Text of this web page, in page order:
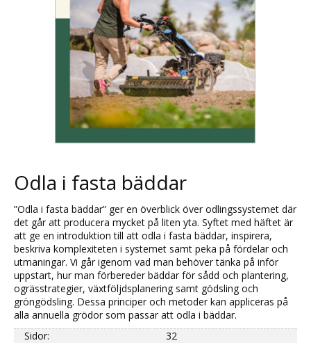
Odla i fasta bäddar
”Odla i fasta bäddar” ger en överblick över odlingssystemet där
det går att producera mycket på liten yta. Syftet med häftet är
att ge en introduktion till att odla i fasta bäddar, inspirera,
beskriva komplexiteten i systemet samt peka på fördelar och
utmaningar. Vi går igenom vad man behöver tänka på inför
uppstart, hur man förbereder bäddar för sådd och plantering,
ogrässtrategier, växtföljdsplanering samt gödsling och
gröngödsling. Dessa principer och metoder kan appliceras på
alla annuella grödor som passar att odla i bäddar.
Sidor:
32